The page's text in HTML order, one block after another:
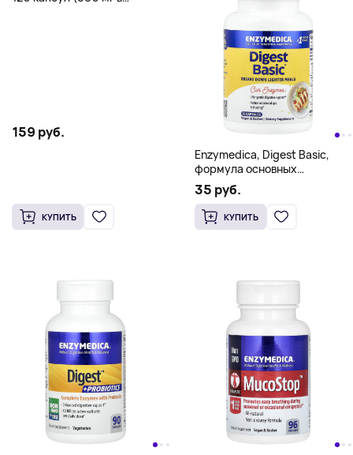
159 руб.
КУПИТЬ
Enzymedica, Digest Basic,
формула основных
ферментов, 30 капсул
35 руб.
КУПИТЬ